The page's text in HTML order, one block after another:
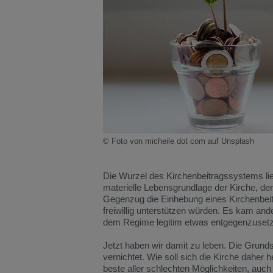
© Foto von micheile dot com auf Unsplash
Die Wurzel des Kirchenbeitragssystems
materielle Lebensgrundlage der Kirche,
Gegenzug die Einhebung eines
freiwillig unterstützen würden. Es kam
dem Regime legitim etwas
Jetzt haben wir damit zu leben. Die
vernichtet. Wie soll sich die Kirche daher
beste aller schlechten Möglichkeiten,